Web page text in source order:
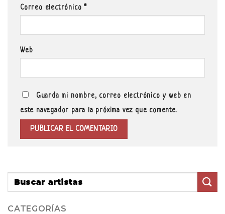
Correo electrónico*
Web
Guarda mi nombre, correo electrónico y web en
este navegador para la próxima vez que comente.
CATEGORÍAS